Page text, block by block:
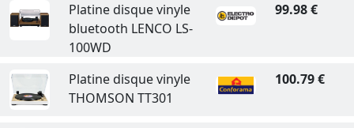
Platine disque vinyle
bluetooth LENCO LS-
100WD
99.98 €
Platine disque vinyle
THOMSON TT301
100.79 €